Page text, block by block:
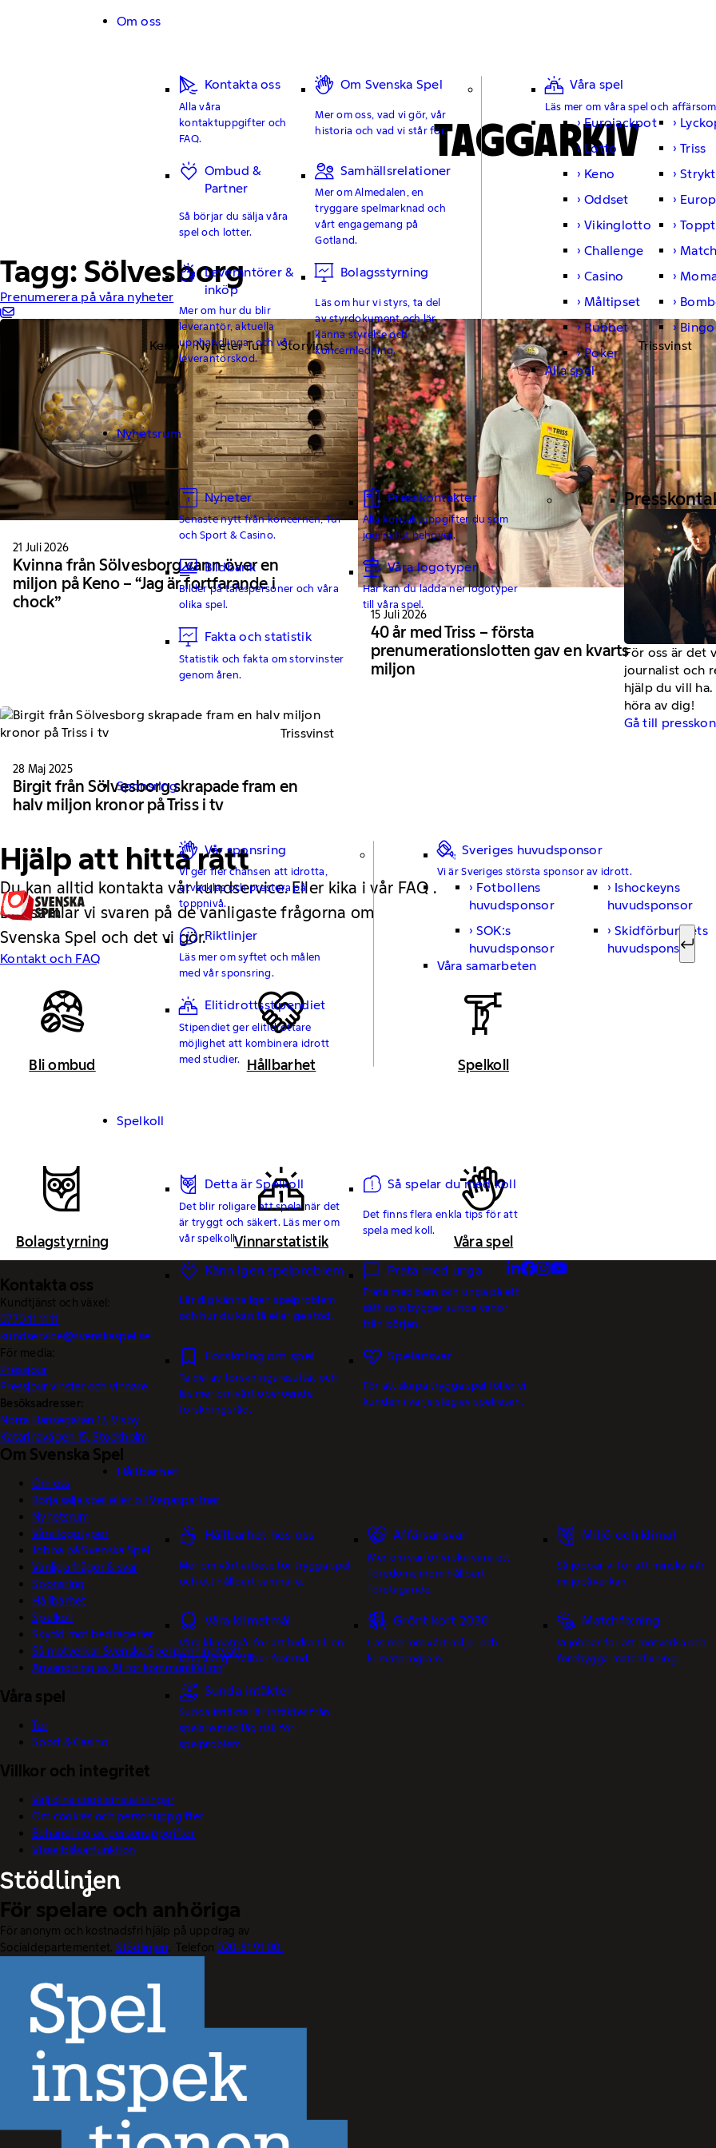
Om oss
Kontakta oss
Alla våra
kontaktuppgifter och
FAQ.
Om Svenska Spel
Mer om oss, vad vi gör, vår
historia och vad vi står för.
Ombud &
Partner
Så börjar du sälja våra
spel och lotter.
Samhällsrelationer
Mer om Almedalen, en
tryggare spelmarknad och
vårt engagemang på
Gotland.
Leverantörer &
inköp
Mer om hur du blir
leverantör, aktuella
upphandlingar och vår
leverantörskod.
Bolagsstyrning
Läs om hur vi styrs, ta del
av styrdokument och lär
känna styrelse och
koncernledning.
Våra spel
Läs mer om våra spel och
Eurojackpot
Lotto
Triss
Keno
Oddset
Vikinglotto
Challenge
Casino
Måltipset
Rubbet
Bingo
Poker
Alla spel
Nyhetsrum
Nyheter
Senaste nytt från koncernen, Tur
och Sport & Casino.
Presskontakter
Alla kontaktuppgifter du som
journalist behöver.
Bildbank
Bilder på talespersoner och våra
olika spel.
Våra logotyper
Här kan du ladda ner logotyper
till våra spel.
Fakta och statistik
Statistik och fakta om storvinster
genom åren.
För oss är det
journalist och
hjälp du vill
höra av dig!
Gå till
Sponsring
Vår sponsring
Vi ger fler chansen att idrotta,
utvecklas och prestera på
toppnivå.
Riktlinjer
Läs mer om syftet och målen
med vår sponsring.
Elitidrottsstipendiet
Stipendiet ger elitidrottare
möjlighet att kombinera idrott
med studier.
Sveriges huvudsponsor
Vi är Sveriges största sponsor av idrott.
Fotbollens
huvudsponsor
Ishockeyns
huvudsponsor
SOK:s
huvudsponsor
Skidförbundets
huvudsponsor
Våra samarbeten
Spelkoll
Detta är Spelkoll
Det blir roligare att spela när det
är tryggt och säkert. Läs mer om
vår spelkoll.
Så spelar du med koll
Det finns flera enkla tips för att
spela med koll.
Känn igen spelproblem
Lär dig känna igen spelproblem
och hur du kan få eller ge stöd.
Prata med unga
Prata med barn och unga på ett
sätt som bygger sunda vanor
från början.
Forskning om spel
Ta del av forskningsresultat och
läs mer om vårt oberoende
forskningsråd.
Spelansvar
För att skapa trygga spel följer vi
kunden i varje steg av spelresan.
Hållbarhet
Hållbarhet hos oss
Mer om vårt arbete för trygga spel
och ett hållbart samhälle.
Affärsansvar
Mer om varför vi ska vara ett
föredöme inom hållbart
företagande.
Miljö och klimat
Så jobbar vi för att minska vår
miljöpåverkan.
Våra klimatmål
Våra klimatmål för att bidra till en
långsiktigt hållbar framtid.
Grönt kort 2030
Läs mer om vårt miljö- och
klimatprogram.
Matchfixning
Vi jobbar för att motverka och
förebygga matchfixning.
Sunda intäkter
Sunda intäkter är intäkter från
spelare med låg risk för
spelproblem.
Sök
TAGGARKIV
Tagg: Sölvesborg
Prenumerera på våra nyheter
Keno Nyheter Tur Storvinst
21 Juli 2026
Kvinna från Sölvesborg vann över en
miljon på Keno – “Jag är fortfarande i
chock”
Trissvinst
15 Juli 2026
40 år med Triss – första
prenumerationslotten gav en kvarts
miljon
Trissvinst
28 Maj 2025
Birgit från Sölvesborg skrapade fram en
halv miljon kronor på Triss i tv
Hjälp att hitta rätt
Du kan alltid kontakta vår kundservice. Eller kika i vår FAQ .
Där samlar vi svaren på de vanligaste frågorna om
Svenska Spel och det vi gör.
Kontakt och FAQ
Bli ombud Hållbarhet Spelkoll
Bolagstyrning Vinnarstatistik Våra spel
Kontakta oss
Kundtjänst och växel:
0770-11 11 11
kundservice@svenskaspel.se
För media:
Pressjour
Pressjour vinster och vinnare
Besöksadresser:
Norra Hansegatan 17, Visby
Katarinavägen 15, Stockholm
Om Svenska Spel
Om oss
Börja sälja spel eller bli Vegaspartner
Nyhetsrum
Våra logotyper
Jobba på Svenska Spel
Vanliga frågor & svar
Sponsring
Hållbarhet
Spelkoll
Skydd mot bedrägerier
Så motverkar Svenska Spel penningtvätt
Användning av AI för kommunikation
Våra spel
Tur
Sport & Casino
Villkor och integritet
Välj dina cookieinställningar
Om cookies och personuppgifter
Behandling av personuppgifter
Visselblåsarfunktion
För spelare och anhöriga
För anonym och kostnadsfri hjälp på uppdrag av
Socialdepartementet. Stödlinjen . Telefon020-81 91 00.